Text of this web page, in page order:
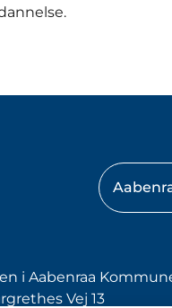
i Aabenraa
Vej 13